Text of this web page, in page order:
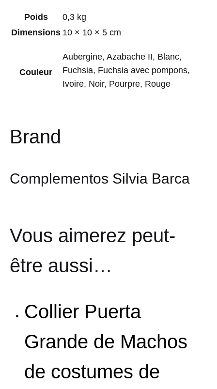
Poids
0,3 kg
Dimensions 10 × 10 × 5 cm
Couleur
Aubergine, Azabache II, Blanc,
Fuchsia, Fuchsia avec pompons,
Ivoire, Noir, Pourpre, Rouge
Brand
Complementos Silvia Barca
Vous aimerez peut-
être aussi…
Collier Puerta
Grande de Machos
de costumes de